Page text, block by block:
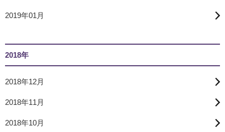
2019年01月
2018年
2018年12月
2018年11月
2018年10月